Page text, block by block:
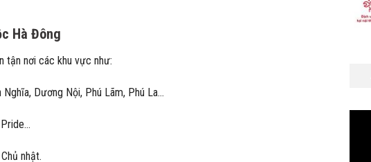
Hà Đông
tận nơi các khu vực như:
Nghĩa, Dương Nội, Phú Lãm, Phú La…
nhật.